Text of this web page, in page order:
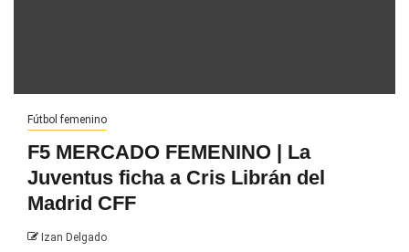
Fútbol femenino
F5 MERCADO FEMENINO | La
Juventus ficha a Cris Librán del
Madrid CFF
Izan Delgado